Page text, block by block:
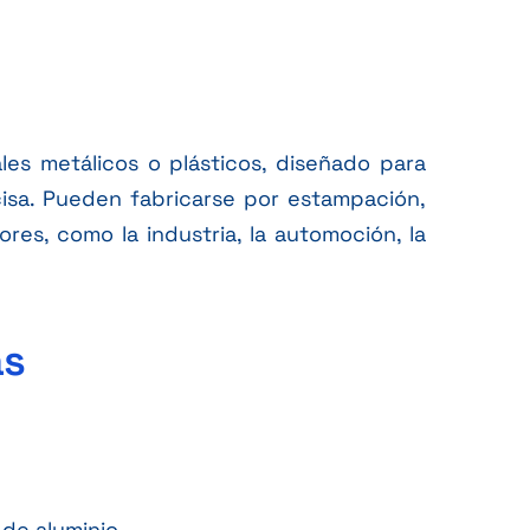
metálicos o plásticos, diseñado para
Pueden fabricarse por estampación,
como la industria, la automoción, la